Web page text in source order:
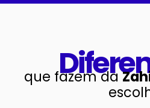
que fazem da